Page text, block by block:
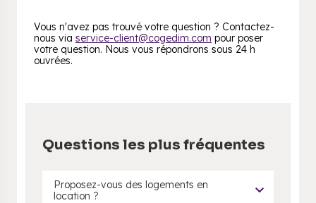
Vous n'avez pas trouvé votre question ? Contactez-
nous via service-client@cogedim.com pour poser
votre question. Nous vous répondrons sous 24 h
ouvrées.
Questions les plus fréquentes
Proposez-vous des logements en
location ?